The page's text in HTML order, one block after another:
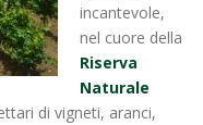
incantevole,
nel cuore della
Riserva
Naturale
di vigneti, aranci,